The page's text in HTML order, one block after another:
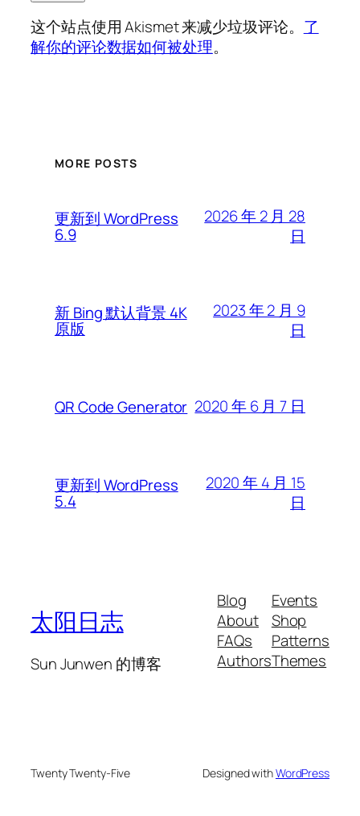
这个站点使用 Akismet 来减少垃圾评论。 了
解你的评论数据如何被处理。
MORE POSTS
更新到 WordPress
6.9
2026 年 2 月 28
日
新 Bing 默认背景 4K
原版
2023 年 2 月 9
日
QR Code Generator 2020 年 6 月 7 日
更新到 WordPress
5.4
2020 年 4 月 15
日
太阳日志
Sun Junwen 的博客
Blog
About
FAQs
Authors
Events
Shop
Patterns
Themes
Twenty Twenty-Five Designed withWordPress